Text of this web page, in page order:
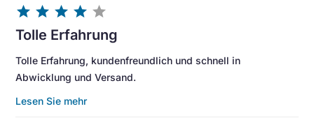
star star star star star
Tolle Erfahrung
Tolle Erfahrung, kundenfreundlich und schnell in
Abwicklung und Versand.
Lesen Sie mehr